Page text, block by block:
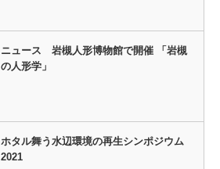
ニュース 岩槻人形博物館で開催 「岩槻
の人形学」
ホタル舞う水辺環境の再生シンポジウム
2021